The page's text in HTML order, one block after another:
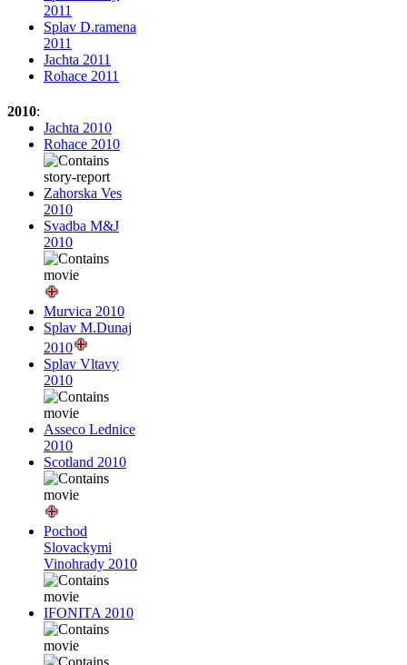
2011
Splav D.ramena
2011
Jachta 2011
Rohace 2011
2010:
Jachta 2010
Rohace 2010
Zahorska Ves
2010
Svadba M&J
2010
Murvica 2010
Splav M.Dunaj
2010
Splav Vltavy
2010
Asseco Lednice
2010
Scotland 2010
Pochod
Slovackymi
Vinohrady 2010
IFONITA 2010